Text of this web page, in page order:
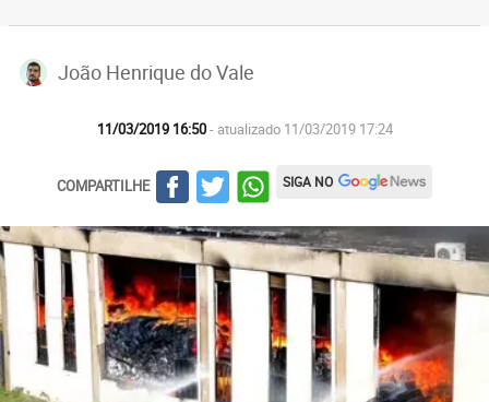
João Henrique do Vale
11/03/2019 16:50- atualizado 11/03/2019 17:24
COMPARTILHE SIGA NO